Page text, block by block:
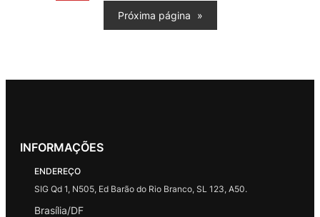
Próxima página »
INFORMAÇÕES
ENDEREÇO
SIG Qd 1, N505, Ed Barão do Rio Branco, SL 123, A50.
Brasília/DF